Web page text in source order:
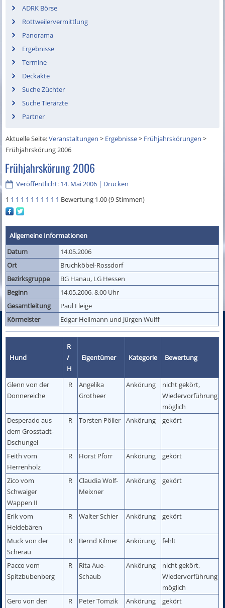
ADRK Börse
Rottweilervermittlung
Panorama
Ergebnisse
Termine
Deckakte
Suche Züchter
Suche Tierärzte
Partner
Aktuelle Seite:Veranstaltungen > Ergebnisse> Frühjahrskörungen >
Frühjahrskörung 2006
Frühjahrskörung 2006
Veröffentlicht: 14. Mai 2006 | Drucken
1 1 1 1 1 1 1 1 1 1 1 Bewertung 1.00 (9 Stimmen)
Allgemeine Informationen
Datum
14.05.2006
Ort
Bruchköbel-Rossdorf
Bezirksgruppe
BG Hanau, LG Hessen
Beginn
14.05.2006, 8.00 Uhr
Gesamtleitung
Paul Fleige
Körmeister
Edgar Hellmann und Jürgen Wulff
Hund
R
/
H
Eigentümer Kategorie Bewertung
Glenn von der
Donnereiche
R
Angelika
Grotheer
Ankörung
nicht gekört,
Wiedervorführung
möglich
Desperado aus
dem Grosstadt-
Dschungel
R Torsten Pöller Ankörung gekört
Feith vom
Herrenholz
R Horst Pforr Ankörung gekört
Zico vom
Schwaiger
Wappen II
R
Claudia Wolf-
Meixner
Ankörung gekört
Erik vom
Heidebären
R Walter Schier Ankörung gekört
Muck von der
Scherau
R Bernd Kilmer Ankörung fehlt
Pacco vom
Spitzbubenberg
R
Rita Aue-
Schaub
Ankörung
nicht gekört,
Wiedervorführung
möglich
Gero von den
R Peter Tomzik Ankörung gekört